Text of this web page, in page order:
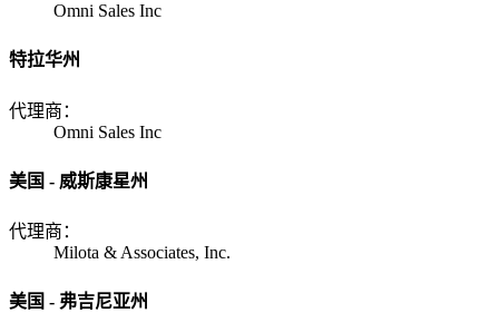
Omni Sales Inc
特拉华州
代理商：
Omni Sales Inc
美国 - 威斯康星州
代理商：
Milota & Associates, Inc.
美国 - 弗吉尼亚州